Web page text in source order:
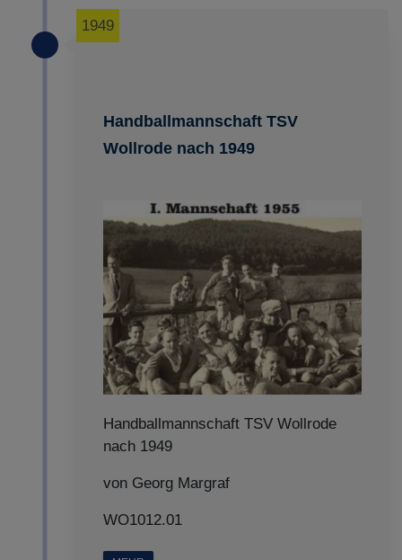
Handballmannschaft TSV
Wollrode nach 1949
1949
Handballmannschaft TSV Wollrode
nach 1949
von Georg Margraf
WO1012.01